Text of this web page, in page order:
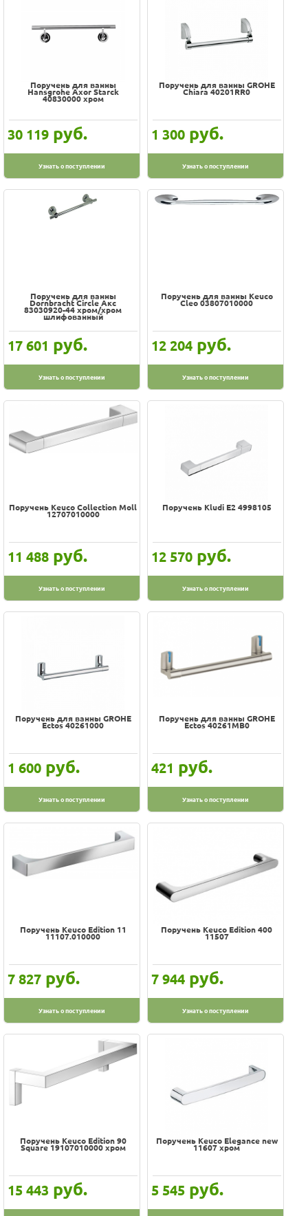
Поручень для ванны
Hansgrohe Axor Starck
40830000 хром
30 119 руб.
Узнать о поступлении
Поручень для ванны GROHE
Chiara 40201RR0
1 300 руб.
Узнать о поступлении
Поручень для ванны
Dornbracht Circle Aкc
83030920-44 хром/хром
шлифованный
17 601 руб.
Узнать о поступлении
Поручень для ванны Keuco
Cleo 03807010000
12 204 руб.
Узнать о поступлении
Поручень Keuco Collection Moll
12707010000
11 488 руб.
Узнать о поступлении
Поручень Kludi E2 4998105
12 570 руб.
Узнать о поступлении
Поручень для ванны GROHE
Ectos 40261000
1 600 руб.
Узнать о поступлении
Поручень для ванны GROHE
Ectos 40261MB0
421 руб.
Узнать о поступлении
Поручень Keuco Edition 11
11107.010000
7 827 руб.
Узнать о поступлении
Поручень Keuco Edition 400
11507
7 944 руб.
Узнать о поступлении
Поручень Keuco Edition 90
Square 19107010000 хром
15 443 руб.
Поручень Keuco Elegance new
11607 хром
5 545 руб.